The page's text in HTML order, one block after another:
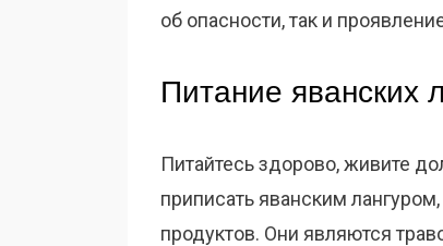
об опасности, так и
Питание яванских
Питайтесь здорово, живите
приписать яванским
продуктов. Они являются